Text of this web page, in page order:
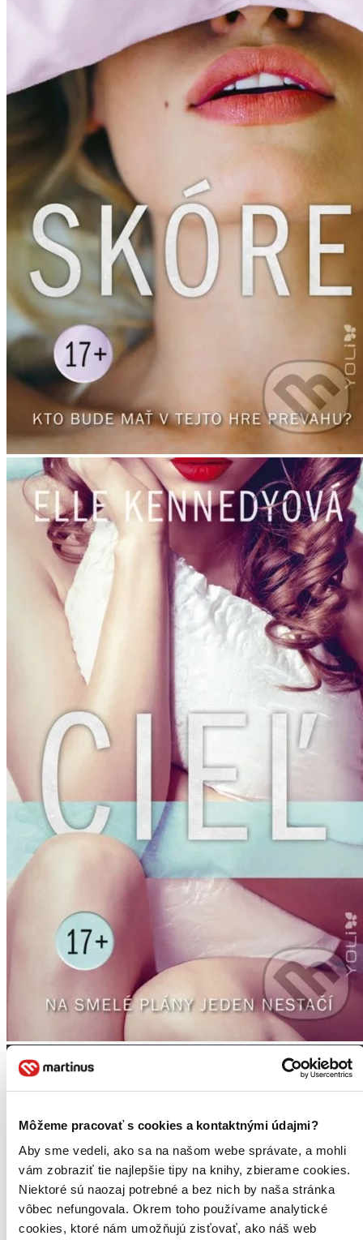
Môžeme pracovať s cookies a kontaktnými údajmi?
Aby sme vedeli, ako sa na našom webe správate, a mohli
vám zobraziť tie najlepšie tipy na knihy, zbierame cookies.
Niektoré sú naozaj potrebné a bez nich by naša stránka
vôbec nefungovala. Okrem toho používame analytické
cookies, ktoré nám umožňujú zisťovať, ako náš web